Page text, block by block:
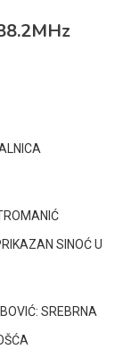
SINOĆ U
SREBRNA